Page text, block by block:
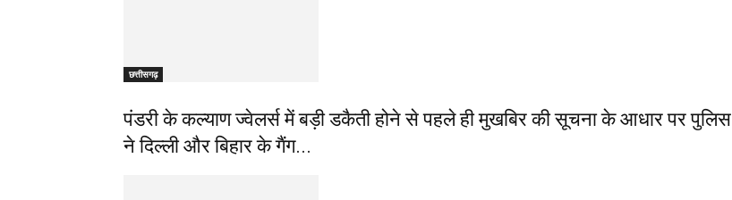
छत्तीसगढ़
पंडरी के कल्याण ज्वेलर्स में बड़ी डकैती होने से पहले ही मुखबिर की सूचना के आधार पर पुलिस
ने दिल्ली और बिहार के गैंग...